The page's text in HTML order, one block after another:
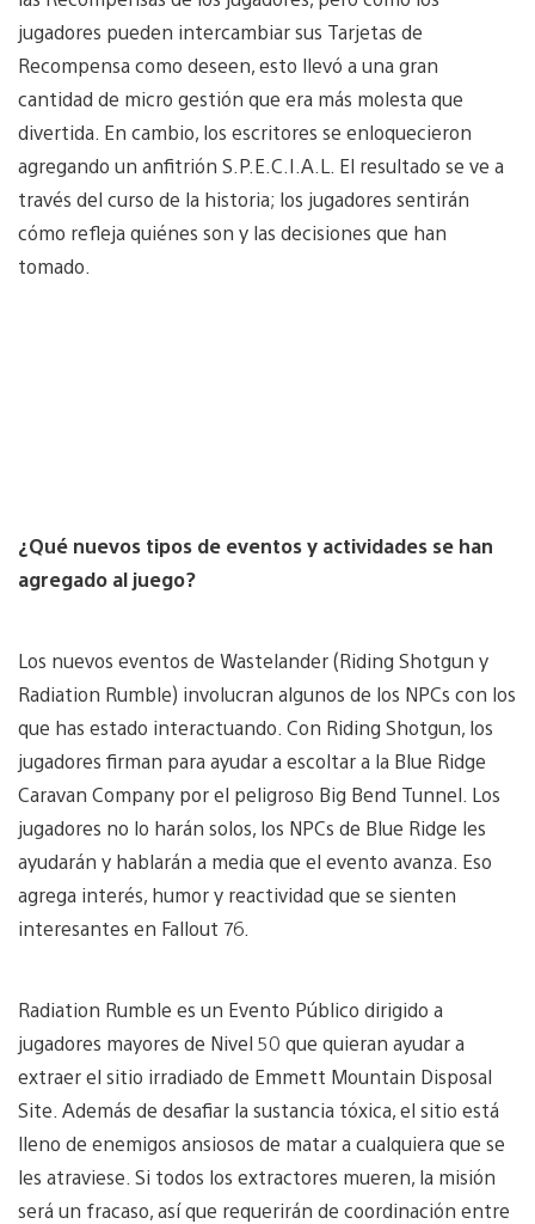
jugadores pueden intercambiar sus Tarjetas de
Recompensa como deseen, esto llevó a una gran
cantidad de micro gestión que era más molesta que
divertida. En cambio, los escritores se enloquecieron
agregando un anfitrión S.P.E.C.I.A.L. El resultado se ve a
través del curso de la historia; los jugadores sentirán
cómo refleja quiénes son y las decisiones que han
tomado.
¿Qué nuevos tipos de eventos y actividades se han
agregado al juego?
Los nuevos eventos de Wastelander (Riding Shotgun y
Radiation Rumble) involucran algunos de los NPCs con los
que has estado interactuando. Con Riding Shotgun, los
jugadores firman para ayudar a escoltar a la Blue Ridge
Caravan Company por el peligroso Big Bend Tunnel. Los
jugadores no lo harán solos, los NPCs de Blue Ridge les
ayudarán y hablarán a media que el evento avanza. Eso
agrega interés, humor y reactividad que se sienten
interesantes en Fallout 76.
Radiation Rumble es un Evento Público dirigido a
jugadores mayores de Nivel 50 que quieran ayudar a
extraer el sitio irradiado de Emmett Mountain Disposal
Site. Además de desafiar la sustancia tóxica, el sitio está
lleno de enemigos ansiosos de matar a cualquiera que se
les atraviese. Si todos los extractores mueren, la misión
será un fracaso, así que requerirán de coordinación entre